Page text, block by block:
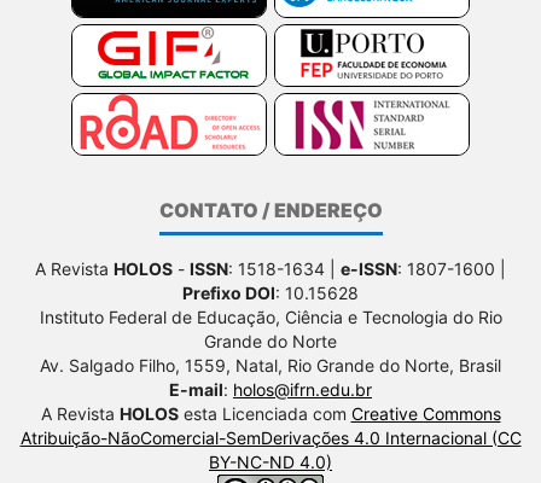
CONTATO / ENDEREÇO
A Revista HOLOS - ISSN: 1518-1634 | e-ISSN: 1807-1600 |
Prefixo DOI: 10.15628
Instituto Federal de Educação, Ciência e Tecnologia do Rio
Grande do Norte
Av. Salgado Filho, 1559, Natal, Rio Grande do Norte, Brasil
E-mail: holos@ifrn.edu.br
A Revista HOLOSesta Licenciada com Creative Commons
Atribuição-NãoComercial-SemDerivações 4.0 Internacional (CC
BY-NC-ND 4.0)